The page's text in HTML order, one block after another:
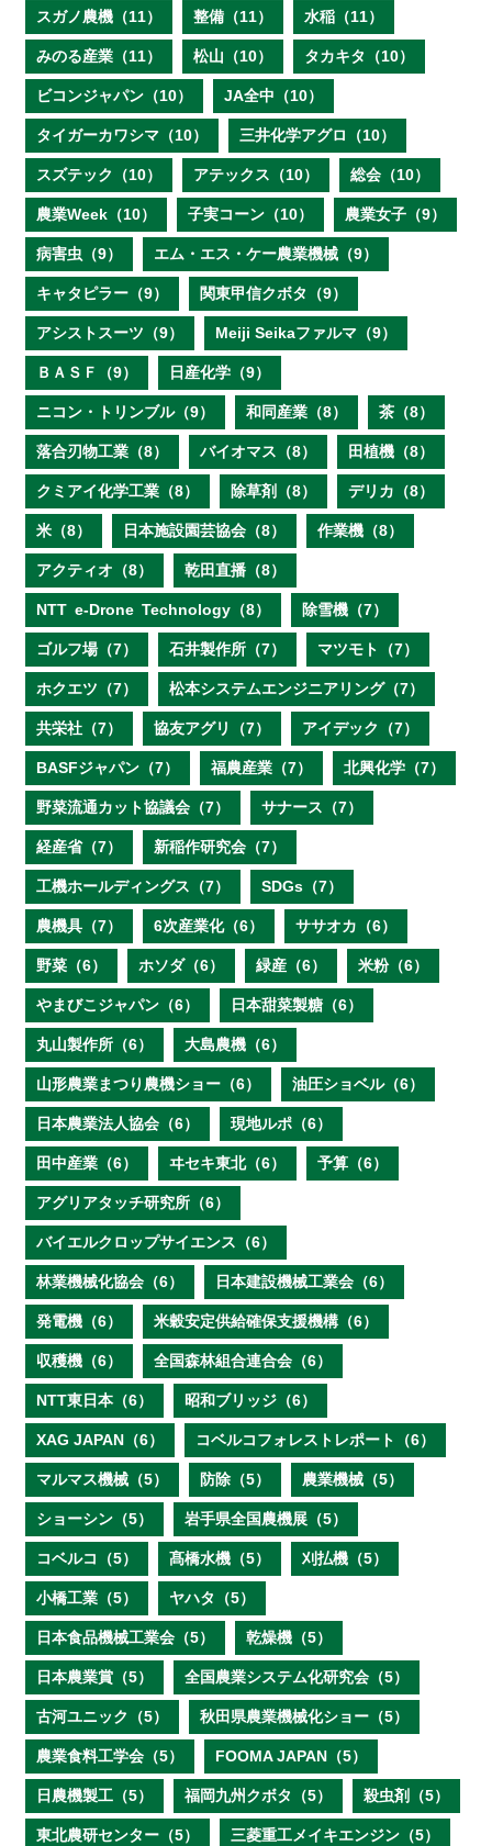
スガノ農機（11） 整備（11） 水稲（11）
みのる産業（11） 松山（10） タカキタ（10）
ビコンジャパン（10） JA全中（10）
タイガーカワシマ（10） 三井化学アグロ（10）
スズテック（10） アテックス（10） 総会（10）
農業Week（10） 子実コーン（10） 農業女子（9）
病害虫（9） エム・エス・ケー農業機械（9）
キャタピラー（9） 関東甲信クボタ（9）
アシストスーツ（9） Meiji Seikaファルマ（9）
ＢＡＳＦ（9） 日産化学（9）
ニコン・トリンブル（9） 和同産業（8） 茶（8）
落合刃物工業（8） バイオマス（8） 田植機（8）
クミアイ化学工業（8） 除草剤（8） デリカ（8）
米（8） 日本施設園芸協会（8） 作業機（8）
アクティオ（8） 乾田直播（8）
NTT e‐Drone Technology（8） 除雪機（7）
ゴルフ場（7） 石井製作所（7） マツモト（7）
ホクエツ（7） 松本システムエンジニアリング（7）
共栄社（7） 協友アグリ（7） アイデック（7）
BASFジャパン（7） 福農産業（7） 北興化学（7）
野菜流通カット協議会（7） サナース（7）
経産省（7） 新稲作研究会（7）
工機ホールディングス（7） SDGs（7）
農機具（7） 6次産業化（6） ササオカ（6）
野菜（6） ホソダ（6） 緑産（6） 米粉（6）
やまびこジャパン（6） 日本甜菜製糖（6）
丸山製作所（6） 大島農機（6）
山形農業まつり農機ショー（6） 油圧ショベル（6）
日本農業法人協会（6） 現地ルポ（6）
田中産業（6） ヰセキ東北（6） 予算（6）
アグリアタッチ研究所（6）
バイエルクロップサイエンス（6）
林業機械化協会（6） 日本建設機械工業会（6）
発電機（6） 米穀安定供給確保支援機構（6）
収穫機（6） 全国森林組合連合会（6）
NTT東日本（6） 昭和ブリッジ（6）
XAG JAPAN（6） コベルコフォレストレポート（6）
マルマス機械（5） 防除（5） 農業機械（5）
ショーシン（5） 岩手県全国農機展（5）
コベルコ（5） 髙橋水機（5） 刈払機（5）
小橋工業（5） ヤハタ（5）
日本食品機械工業会（5） 乾燥機（5）
日本農業賞（5） 全国農業システム化研究会（5）
古河ユニック（5） 秋田県農業機械化ショー（5）
農業食料工学会（5） FOOMA JAPAN（5）
日農機製工（5） 福岡九州クボタ（5） 殺虫剤（5）
東北農研センター（5） 三菱重工メイキエンジン（5）